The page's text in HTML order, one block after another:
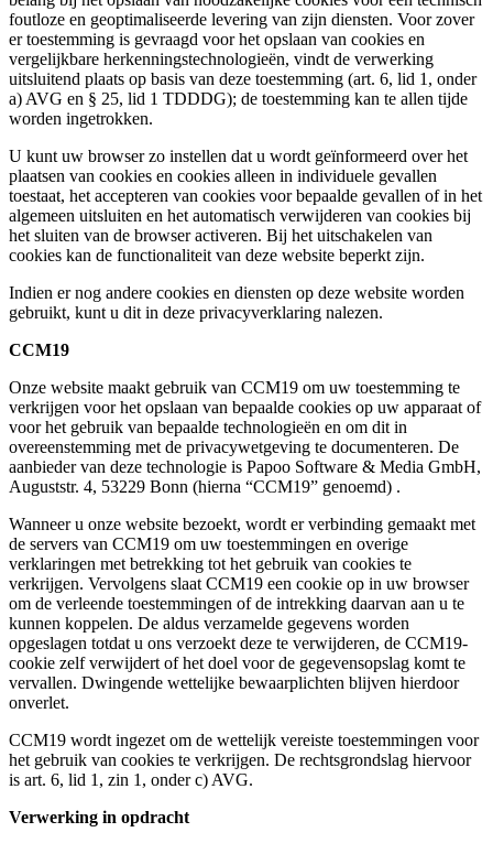
foutloze en geoptimaliseerde levering van zijn diensten. Voor zover
er toestemming is gevraagd voor het opslaan van cookies en
vergelijkbare herkenningstechnologieën, vindt de verwerking
uitsluitend plaats op basis van deze toestemming (art. 6, lid 1, onder
a) AVG en § 25, lid 1 TDDDG); de toestemming kan te allen tijde
worden ingetrokken.
U kunt uw browser zo instellen dat u wordt geïnformeerd over het
plaatsen van cookies en cookies alleen in individuele gevallen
toestaat, het accepteren van cookies voor bepaalde gevallen of in het
algemeen uitsluiten en het automatisch verwijderen van cookies bij
het sluiten van de browser activeren. Bij het uitschakelen van
cookies kan de functionaliteit van deze website beperkt zijn.
Indien er nog andere cookies en diensten op deze website worden
gebruikt, kunt u dit in deze privacyverklaring nalezen.
CCM19
Onze website maakt gebruik van CCM19 om uw toestemming te
verkrijgen voor het opslaan van bepaalde cookies op uw apparaat of
voor het gebruik van bepaalde technologieën en om dit in
overeenstemming met de privacywetgeving te documenteren. De
aanbieder van deze technologie is Papoo Software & Media GmbH,
Auguststr. 4, 53229 Bonn (hierna “CCM19” genoemd) .
Wanneer u onze website bezoekt, wordt er verbinding gemaakt met
de servers van CCM19 om uw toestemmingen en overige
verklaringen met betrekking tot het gebruik van cookies te
verkrijgen. Vervolgens slaat CCM19 een cookie op in uw browser
om de verleende toestemmingen of de intrekking daarvan aan u te
kunnen koppelen. De aldus verzamelde gegevens worden
opgeslagen totdat u ons verzoekt deze te verwijderen, de CCM19-
cookie zelf verwijdert of het doel voor de gegevensopslag komt te
vervallen. Dwingende wettelijke bewaarplichten blijven hierdoor
onverlet.
CCM19 wordt ingezet om de wettelijk vereiste toestemmingen voor
het gebruik van cookies te verkrijgen. De rechtsgrondslag hiervoor
is art. 6, lid 1, zin 1, onder c) AVG.
Verwerking in opdracht